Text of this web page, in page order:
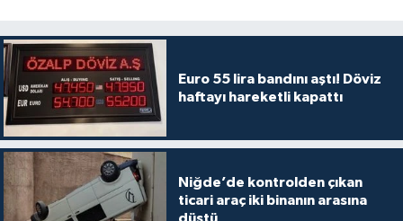
Euro 55 lira bandını aştı! Döviz
haftayı hareketli kapattı
Niğde’de kontrolden çıkan
ticari araç iki binanın arasına